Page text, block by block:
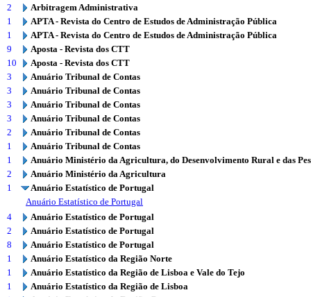
2
Arbitragem Administrativa
1
APTA - Revista do Centro de Estudos de Administração Pública
1
APTA - Revista do Centro de Estudos de Administração Pública
9
Aposta - Revista dos CTT
10
Aposta - Revista dos CTT
3
Anuário Tribunal de Contas
3
Anuário Tribunal de Contas
3
Anuário Tribunal de Contas
3
Anuário Tribunal de Contas
2
Anuário Tribunal de Contas
1
Anuário Tribunal de Contas
1
Anuário Ministério da Agricultura, do Desenvolvimento Rural e das
2
Anuário Ministério da Agricultura
1
Anuário Estatístico de Portugal
Anuário Estatístico de Portugal
4
Anuário Estatístico de Portugal
2
Anuário Estatístico de Portugal
8
Anuário Estatístico de Portugal
1
Anuário Estatístico da Região Norte
1
Anuário Estatístico da Região de Lisboa e Vale do Tejo
1
Anuário Estatístico da Região de Lisboa